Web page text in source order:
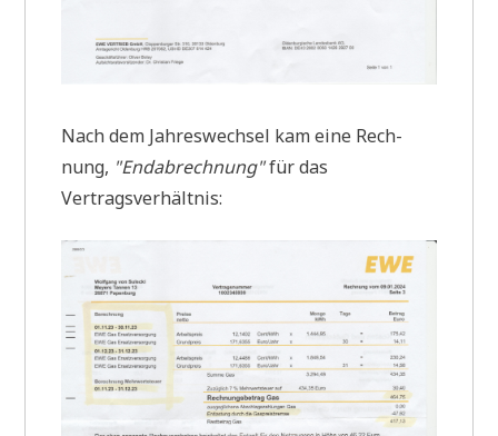
Nach dem Jah­res­wech­sel kam eine Rech­
nung, "End­ab­rech­nung"für das
Vertragsverhältnis: